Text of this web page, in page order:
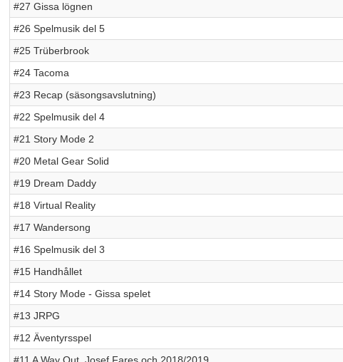
#27 Gissa lögnen
#26 Spelmusik del 5
#25 Trüberbrook
#24 Tacoma
#23 Recap (säsongsavslutning)
#22 Spelmusik del 4
#21 Story Mode 2
#20 Metal Gear Solid
#19 Dream Daddy
#18 Virtual Reality
#17 Wandersong
#16 Spelmusik del 3
#15 Handhållet
#14 Story Mode - Gissa spelet
#13 JRPG
#12 Äventyrsspel